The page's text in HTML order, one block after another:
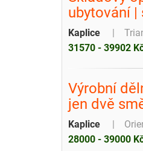
ubytování |
Kaplice
31570 - 39902
Výrobní
jen dvě
Kaplice
28000 - 39000